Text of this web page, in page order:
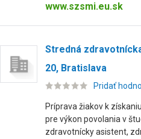
www.szsmi.eu.sk
Stredná
20, Bratislava
Pridať
Príprava žiakov k
pre výkon povolania v
zdravotnícky asistent,